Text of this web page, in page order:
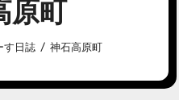
原町
す日誌 神石高原町